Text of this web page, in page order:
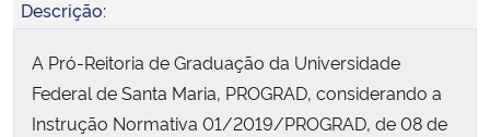
Descrição:
A Pró-Reitoria de Graduação da Universidade
Federal de Santa Maria, PROGRAD, considerando a
Instrução Normativa 01/2019/PROGRAD, de 08 de